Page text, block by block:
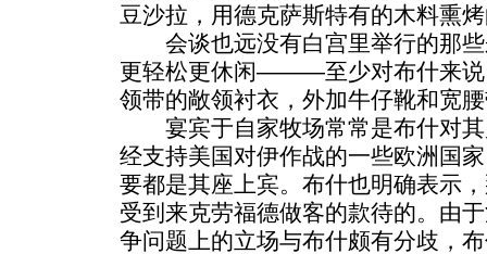
豆沙拉，用德克萨斯特有的木料熏
会谈也远没有白宫里举行的那些
更轻松更休闲———至少对布什来说
领带的敞领衬衣，外加牛仔靴和宽
宴宾于自家牧场常常是布什对其
经支持美国对伊作战的一些欧洲国
要都是其座上宾。布什也明确表示
受到来克劳福德做客的款待的。由
争问题上的立场与布什颇有分歧，